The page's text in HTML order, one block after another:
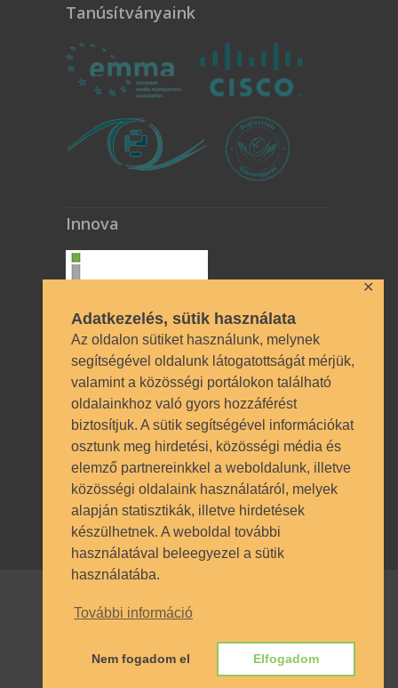
Adatkezelés, sütik használata
Az oldalon sütiket használunk, melynek
segítségével oldalunk látogatottságát mérjük,
valamint a közösségi portálokon található
oldalainkhoz való gyors hozzáférést
biztosítjuk. A sütik segítségével információkat
osztunk meg hirdetési, közösségi média és
elemző partnereinkkel a weboldalunk, illetve
közösségi oldalaink használatáról, melyek
alapján statisztikák, illetve hirdetések
készülhetnek. A weboldal további
használatával beleegyezel a sütik
használatába.
További információ
Nem fogadom el Elfogadom
✕
Tanúsítványaink
Innova
Technikai azonosítók
OM azonosító 035490 | Működési
engedély BP/1009/03987/2023.
Nyilvántartásba vételi szám TSzI034
© SZÁMALK-Szalézi Technikum és
Szakgimnázium 2017. Minden jog
fenntartva.